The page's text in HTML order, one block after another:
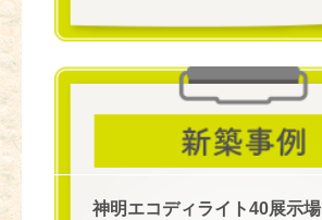
神明エコディライト40展示場